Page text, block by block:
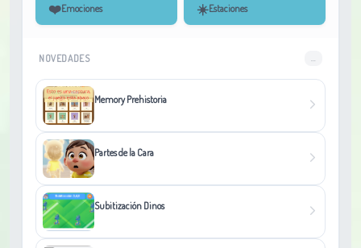
❤️Emociones ☀️Estaciones
NOVEDADES
Memory Prehistoria
Partes de la Cara
Subitización Dinos